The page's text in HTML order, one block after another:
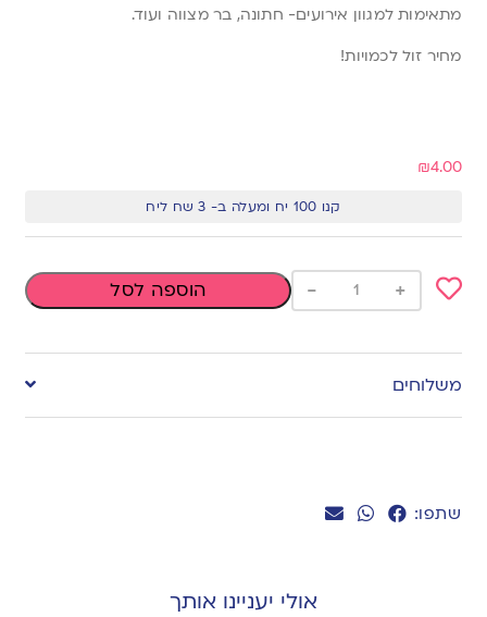
שתפו:
מתאימות למגוון אירועים- חתונה, בר מצווה ועוד.
מחיר זול לכמויות!
₪4.00
קנו 100 יח ומעלה ב- 3 שח ליח
to
wishlist
+
- הוספה לסל
משלוחים
אולי יעניינו אותך